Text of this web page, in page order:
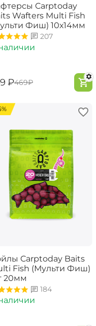
Carptoday
Wafters Multi Fish
Фиш) 10х14мм
207
₽‍469‍₽
Carptoday Baits
Fish (Мульти Фиш)
20мм
184